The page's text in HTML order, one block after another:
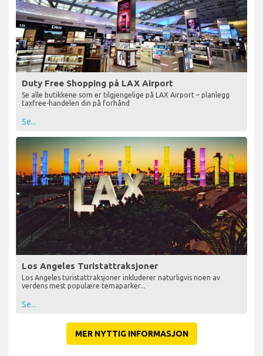
Duty Free Shopping på LAX Airport
Se alle butikkene som er tilgjengelige på LAX Airport – planlegg
taxfree-handelen din på forhånd
Se...
Los Angeles Turistattraksjoner
Los Angeles turistattraksjoner inkluderer naturligvis noen av
verdens mest populære temaparker...
Se...
MER NYTTIG INFORMASJON